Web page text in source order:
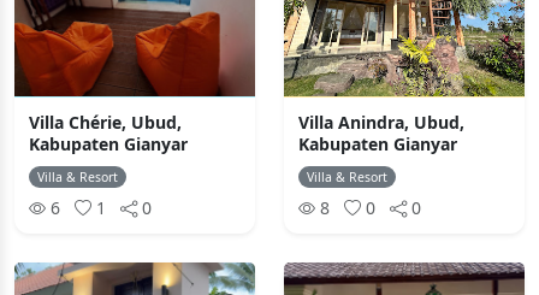
Villa Chérie, Ubud,
Kabupaten Gianyar
Villa & Resort
6 1 0
Villa Anindra, Ubud,
Kabupaten Gianyar
Villa & Resort
8 0 0